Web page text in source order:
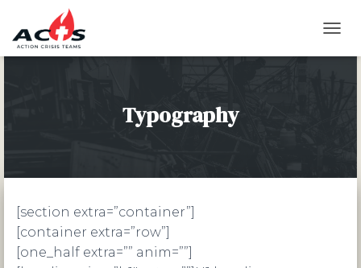
O
I
Typography
[section extra=”container”]
[container extra=”row”]
[one_half extra=”” anim=””]